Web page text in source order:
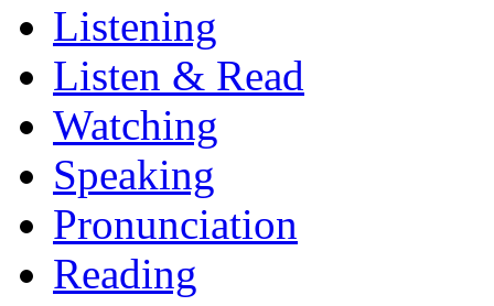
Listening
Listen & Read
Watching
Speaking
Pronunciation
Reading